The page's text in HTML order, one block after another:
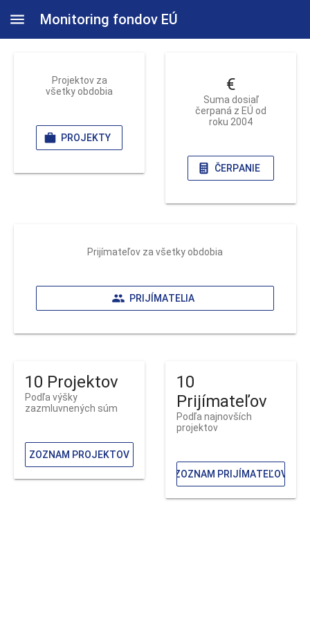
Monitoring fondov EÚ
Projektov za
všetky obdobia
PROJEKTY
€
Suma dosiaľ
čerpaná z EÚ od
roku 2004
ČERPANIE
Prijímateľov za všetky obdobia
PRIJÍMATELIA
10 Projektov
Podľa výšky
zazmluvnených súm
ZOZNAM PROJEKTOV
10
Prijímateľov
Podľa najnovších
projektov
ZOZNAM PRIJÍMATEĽOV